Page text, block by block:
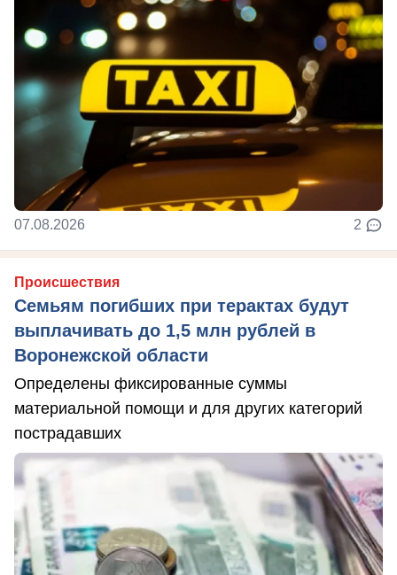
07.08.2026 2
Происшествия
Семьям погибших при терактах будут
выплачивать до 1,5 млн рублей в
Воронежской области
Определены фиксированные суммы
материальной помощи и для других категорий
пострадавших